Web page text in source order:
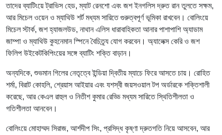
তাদের ব্যাটিংয়ে ট্রাভিস হেড, ম্যাট রেনশো এবং জশ ইনগলিস দ্রুত রান তুলতে সক্ষম,
আর মিচেল ওয়েন ও ম্যাথিউ শর্ট মধ্যম সারিতে গুরুত্বপূর্ণ ভূমিকা রাখবেন। বোলিংয়ে
মিচেল স্টার্ক, জশ হ্যাজলউড, নাথান এলিস ধারাবাহিকতা আনার পাশাপাশি অ্যাডাম
জাম্পা ও ম্যাথিউ কুহনেমান স্পিনে বৈচিত্র্য যোগ করবেন। অ্যালেক্স কেরি ও জশ
ফিলিপ উইকেটকিপিংয়ের সঙ্গে ব্যাটিং শক্তি বাড়ান।
অন্যদিকে, শুভমান গিলের নেতৃত্বে ইন্ডিয়া দ্বিতীয় ম্যাচে ফিরে আসতে চায়। রোহিত
শর্মা, বিরাট কোহলি, শ্রেয়াস আইয়ার এবং যশস্বী জয়সওয়াল টপ অর্ডারকে শক্তিশালী
করেছে, আর কেএল রাহুল ও নিতীশ কুমার রেড্ডি মধ্যম সারিতে স্থিতিশীলতা ও
গতিশীলতা আনবেন।
বোলিংয়ে মোহাম্মদ সিরাজ, আর্শদীপ সিং, প্রসিদ্ধ কৃষ্ণা দ্রুতগতি নিয়ে আসবেন, আর